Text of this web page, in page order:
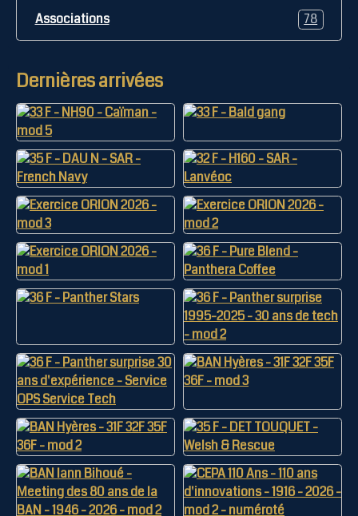
Associations 78
Dernières arrivées